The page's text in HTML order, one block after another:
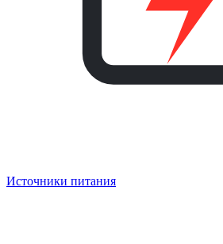
Источники питания